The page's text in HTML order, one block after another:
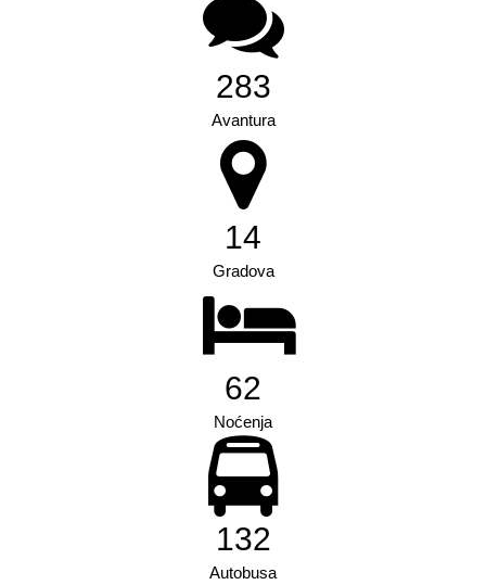
428
Avantura
22
Gradova
87
Noćenja
200
Autobusa